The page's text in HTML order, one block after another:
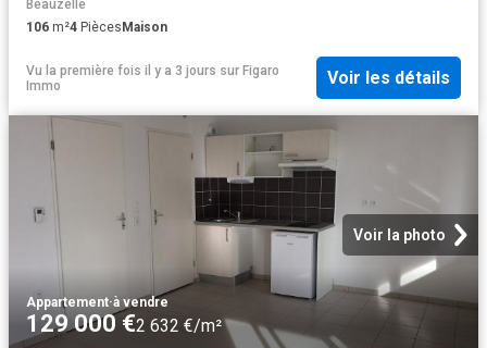
Beauzelle
106 m²4 Pièces Maison
Vu la première fois il y a 3 jours sur Figaro
Immo
Voir les détails
Voir la photo
Appartement·à vendre
129 000 €2 632 €/m²